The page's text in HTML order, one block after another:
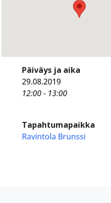
Päiväys ja aika
29.08.2019
12:00 - 13:00
Tapahtumapaikka
Ravintola Brunssi